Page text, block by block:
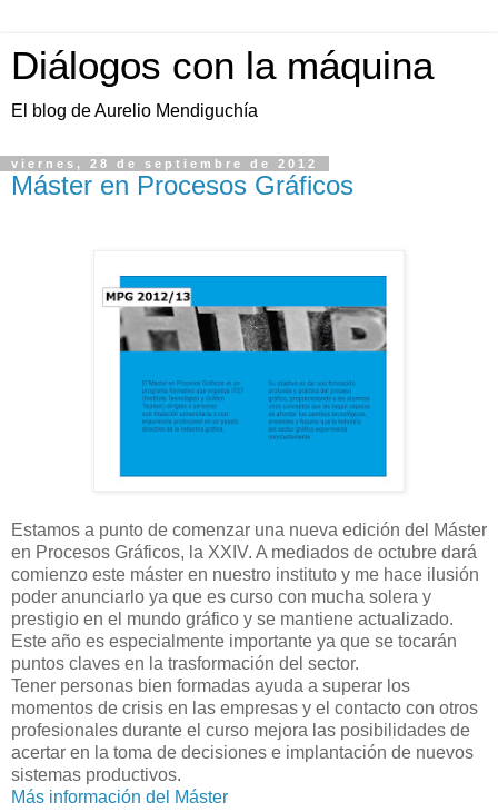
Diálogos con la máquina
El blog de Aurelio Mendiguchía
viernes, 28 de septiembre de 2012
Máster en Procesos Gráficos
Estamos a punto de comenzar una nueva edición del Máster
en Procesos Gráficos, la XXIV. A mediados de octubre dará
comienzo este máster en nuestro instituto y me hace ilusión
poder anunciarlo ya que es curso con mucha solera y
prestigio en el mundo gráfico y se mantiene actualizado.
Este año es especialmente importante ya que se tocarán
puntos claves en la trasformación del sector.
Tener personas bien formadas ayuda a superar los
momentos de crisis en las empresas y el contacto con otros
profesionales durante el curso mejora las posibilidades de
acertar en la toma de decisiones e implantación de nuevos
sistemas productivos.
Más información del Máster